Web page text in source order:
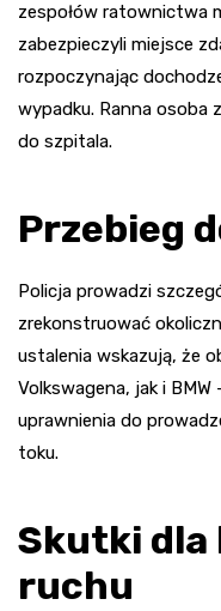
zespołów ratownictwa
zabezpieczyli miejsce
rozpoczynając
wypadku. Ranna osoba
do szpitala.
Przebieg
Policja prowadzi
zrekonstruować
ustalenia wskazują, że
Volkswagena, jak i
uprawnienia do
toku.
Skutki dla
ruchu